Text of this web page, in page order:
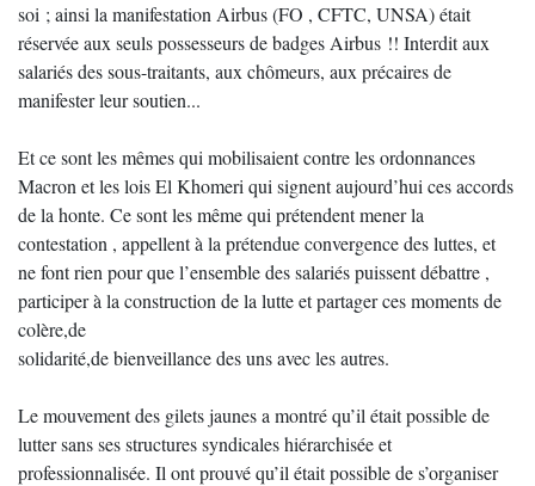
soi ; ainsi la manifestation Airbus (FO , CFTC, UNSA) était
réservée aux seuls possesseurs de badges Airbus !! Interdit aux
salariés des sous-traitants, aux chômeurs, aux précaires de
manifester leur soutien...
Et ce sont les mêmes qui mobilisaient contre les ordonnances
Macron et les lois El Khomeri qui signent aujourd’hui ces accords
de la honte. Ce sont les même qui prétendent mener la
contestation , appellent à la prétendue convergence des luttes, et
ne font rien pour que l’ensemble des salariés puissent débattre ,
participer à la construction de la lutte et partager ces moments de
colère,de
solidarité,de bienveillance des uns avec les autres.
Le mouvement des gilets jaunes a montré qu’il était possible de
lutter sans ses structures syndicales hiérarchisée et
professionnalisée. Il ont prouvé qu’il était possible de s’organiser